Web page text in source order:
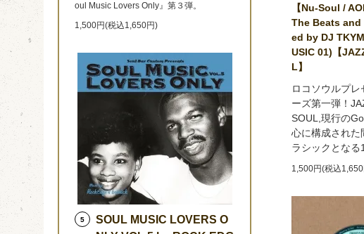
【Nu-Soul /
The Beats
ed by DJ
USIC 01)【
L】
ロコソウルプレ
ーズ第一弾！
SOUL,現行の
心に構成された
ラシックとなる
1,500円(税込
oul Music Lovers Only』第３弾。
1,500円(税込1,650円)
5
SOUL MUSIC LOVERS O